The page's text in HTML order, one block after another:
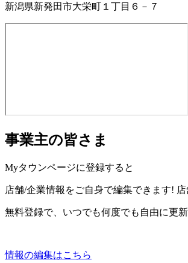
新潟県新発田市大栄町１丁目６－７
事業主の皆さま
Myタウンページに登録すると
店舗/企業情報をご自身で編集できます!
無料登録で、いつでも何度でも自由に更
情報の編集はこちら